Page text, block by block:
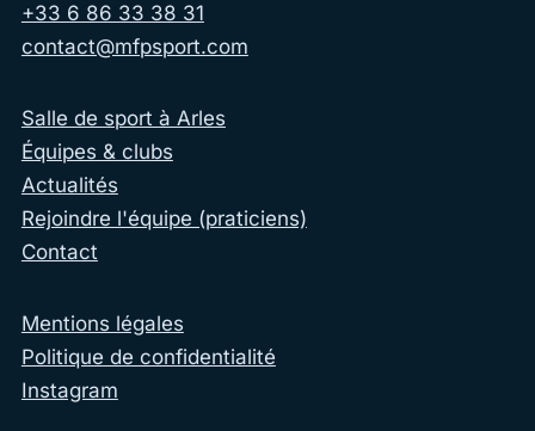
+33 6 86 33 38 31
contact@mfpsport.com
Salle de sport à Arles
Équipes & clubs
Actualités
Rejoindre l'équipe (praticiens)
Contact
Mentions légales
Politique de confidentialité
Instagram